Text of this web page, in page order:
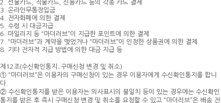
2. 선불카드, 직불카드, 신용카드 등의 각종 카드 결제
3. 온라인무통장입금
4. 전자화폐에 의한 결제
5. 수령 시 대금지급
6. 마일리지 등 “마더러브”이 지급한 포인트에 의한 결제
7. “마더러브”과 계약을 맺었거나 “마더러브”이 인정한 상품권에 의한 결제
8. 기타 전자적 지급 방법에 의한 대금 지급 등
제12조(수신확인통지․구매신청 변경 및 취소)
① “마더러브”은 이용자의 구매신청이 있는 경우 이용자에게 수신확인통지를 합니
다.
② 수신확인통지를 받은 이용자는 의사표시의 불일치 등이 있는 경우에는 수신확인
통지를 받은 후 즉시 구매신청 변경 및 취소를 요청할 수 있고 “마더러브”은 배송 전